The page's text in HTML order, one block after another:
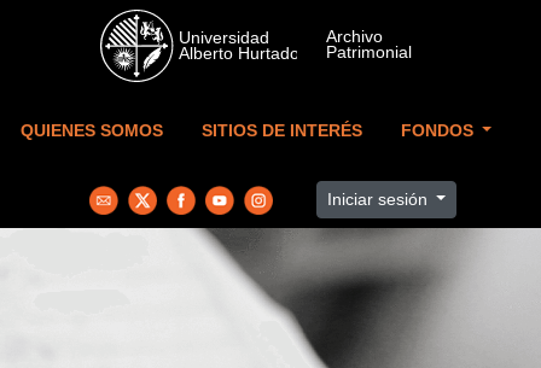
Skip to main content
QUIENES SOMOS SITIOS DE INTERÉS FONDOS
Iniciar sesión